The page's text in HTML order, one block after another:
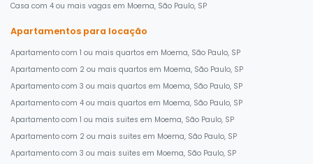
Casa com 4 ou mais vagas em Moema, São Paulo, SP
Apartamentos para locação
Apartamento com 1 ou mais quartos em Moema, São Paulo, SP
Apartamento com 2 ou mais quartos em Moema, São Paulo, SP
Apartamento com 3 ou mais quartos em Moema, São Paulo, SP
Apartamento com 4 ou mais quartos em Moema, São Paulo, SP
Apartamento com 1 ou mais suites em Moema, São Paulo, SP
Apartamento com 2 ou mais suites em Moema, São Paulo, SP
Apartamento com 3 ou mais suites em Moema, São Paulo, SP